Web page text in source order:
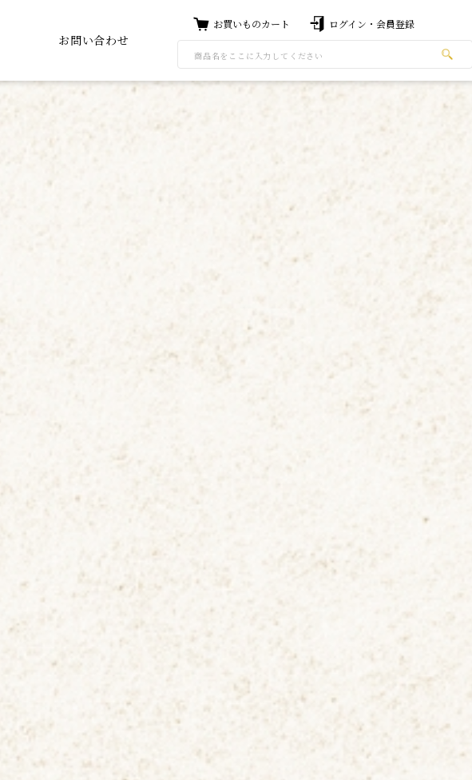
お問い合わせ
お買いものカート ログイン・会員登録